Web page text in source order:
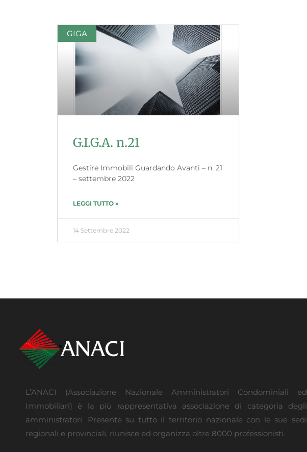
GIGA
G.I.G.A. n.21
Gestire Immobili Guardando Avanti – n. 21
– settembre 2022
LEGGI TUTTO »
14 Settembre 2022
L’ANACI (Associazione Nazionale Amministratori Condominiali ed
Immobiliari) è la più rappresentativa associazione di categoria degli
amministratori. Presente su tutto il territorio nazionale con le sue sedi
regionali e provinciali, riunisce ed organizza oltre 8000 professionisti.